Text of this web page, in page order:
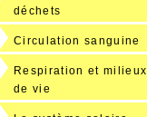
déchets
Circulation sanguine
Respiration et milieux
de vie